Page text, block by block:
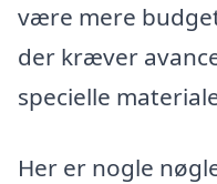
være mere
der kræver
specielle
Her er nogle